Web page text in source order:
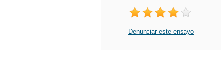
Denunciar este ensayo